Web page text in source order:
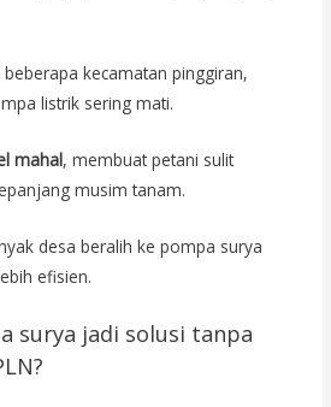
beberapa kecamatan pinggiran,
listrik sering mati.
mahal, membuat petani sulit
musim tanam.
desa beralih ke pompa surya
efisien.
surya jadi solusi tanpa